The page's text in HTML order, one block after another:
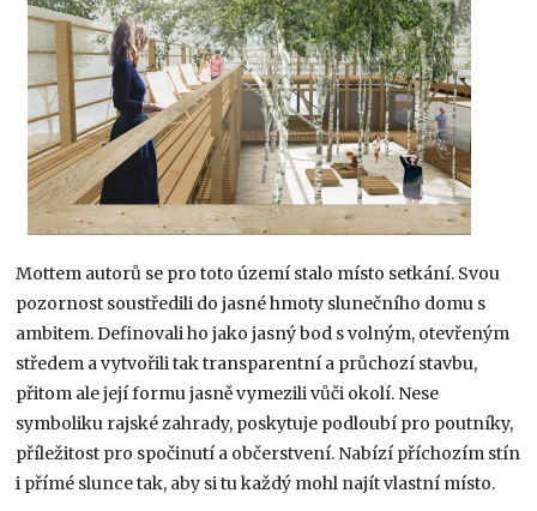
Mottem autorů se pro toto území stalo místo setkání. Svou
pozornost soustředili do jasné hmoty slunečního domu s
ambitem. Definovali ho jako jasný bod s volným, otevřeným
středem a vytvořili tak transparentní a průchozí stavbu,
přitom ale její formu jasně vymezili vůči okolí. Nese
symboliku rajské zahrady, poskytuje podloubí pro poutníky,
příležitost pro spočinutí a občerstvení. Nabízí příchozím stín
i přímé slunce tak, aby si tu každý mohl najít vlastní místo.